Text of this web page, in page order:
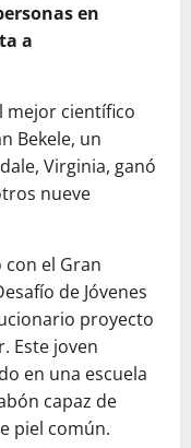
en
a
mejor científico
Bekele, un
Virginia, ganó
nueve
con el Gran
de Jóvenes
proyecto
Este joven
en una escuela
capaz de
piel común.